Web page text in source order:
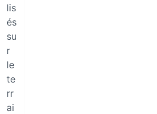
lis
és
su
r
le
te
rr
ai